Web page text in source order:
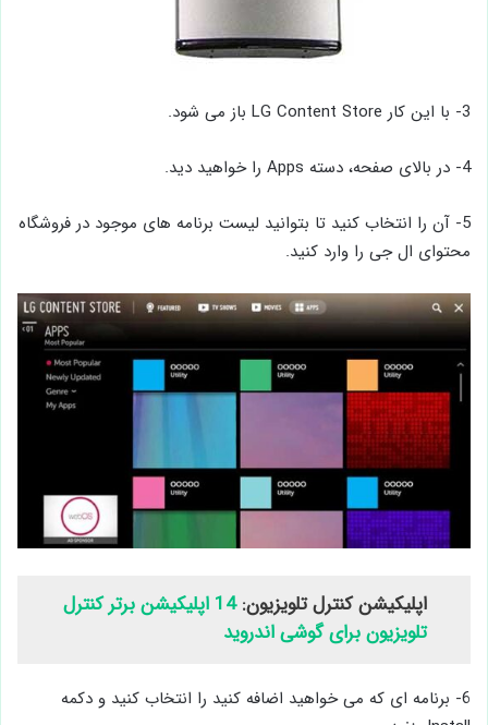
3- با این کار LG Content Store باز می شود.
4- در بالای صفحه، دسته Apps را خواهید دید.
5- آن را انتخاب کنید تا بتوانید لیست برنامه های موجود در فروشگاه
محتوای ال جی را وارد کنید.
اپلیکیشن کنترل تلویزیون:
14 اپلیکیشن برتر کنترل
تلویزیون برای گوشی اندروید
6- برنامه ای که می خواهید اضافه کنید را انتخاب کنید و دکمه